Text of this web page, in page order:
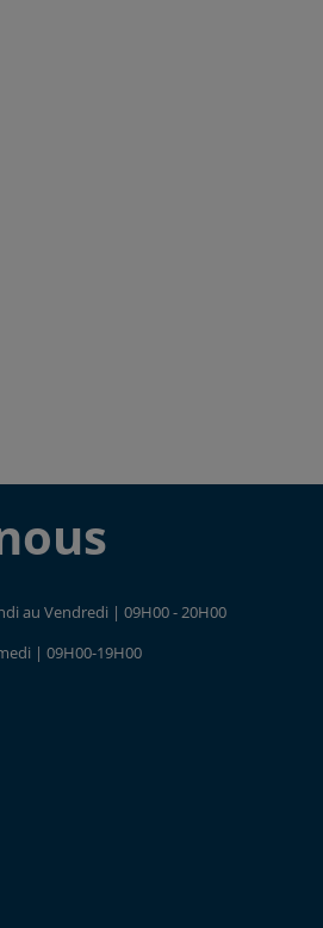
au Vendredi | 09H00 - 20H00
| 09H00-19H00